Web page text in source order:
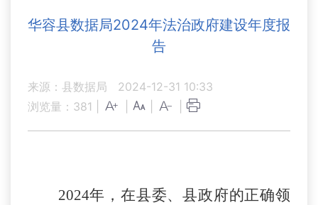
华容县数据局2024年法治政府建设年度报
告
来源：县数据局
2024-12-31 10:33
浏览量： 381
2024年，在县委、县政府的正确领